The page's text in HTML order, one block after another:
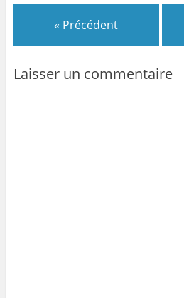
« Précédent
Laisser un commentaire